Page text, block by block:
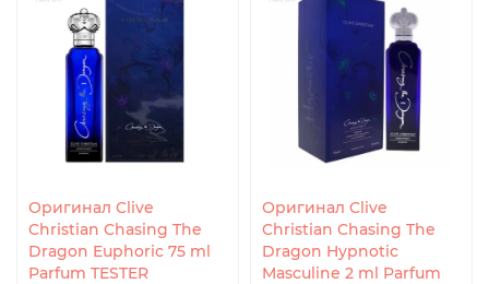
Оригинал Clive
Christian Chasing The
Dragon Euphoric 75 ml
Parfum TESTER
Оригинал Clive
Christian Chasing The
Dragon Hypnotic
Masculine 2 ml Parfum